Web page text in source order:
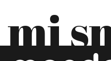
MALI LUKSUZNI HOTELI/
ALL INCLUSIVE - JADRAN
mi